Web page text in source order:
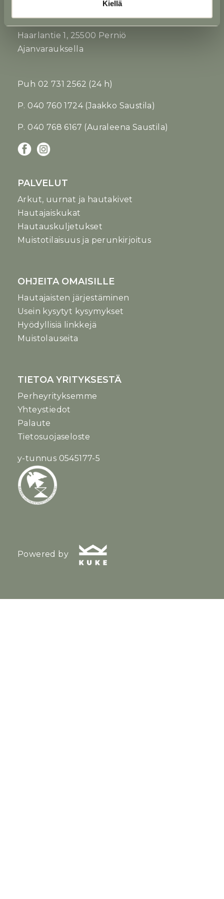
Kiellä
PERNIÖN TOIMIPISTE
Kukkakatrin yhteydessä
Haarlantie 1, 25500 Perniö
Ajanvarauksella
Puh 02 731 2562 (24 h)
P. 040 760 1724 (Jaakko Saustila)
P. 040 768 6167 (Auraleena Saustila)
PALVELUT
Arkut, uurnat ja hautakivet
Hautajaiskukat
Hautauskuljetukset
Muistotilaisuus ja perunkirjoitus
OHJEITA OMAISILLE
Hautajaisten järjestäminen
Usein kysytyt kysymykset
Hyödyllisiä linkkejä
Muistolauseita
TIETOA YRITYKSESTÄ
Perheyrityksemme
Yhteystiedot
Palaute
Tietosuojaseloste
y-tunnus 0545177-5
Powered by